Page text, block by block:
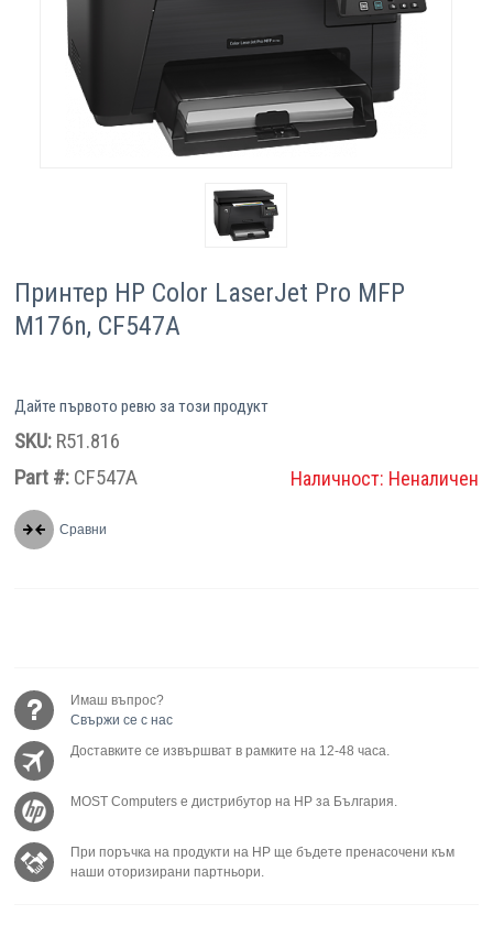
Компютри
Сървъри
Смартфони
Принтер HP Color LaserJet Pro MFP
M176n, CF547A
Дайте първото ревю за този продукт
SKU: R51.816
Part #: CF547A Наличност: Неналичен
Сравни
Имаш въпрос?
Свържи се с нас
Доставките се извършват в рамките на 12-48 часа.
MOST Computers е дистрибутор на HP за България.
При поръчка на продукти на HP ще бъдете пренасочени към
наши оторизирани партньори.